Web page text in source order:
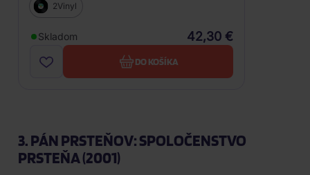
2Vinyl
Skladom 42,30 €
DO KOŠÍKA
3. PÁN PRSTEŇOV: SPOLOČENSTVO
PRSTEŇA (2001)